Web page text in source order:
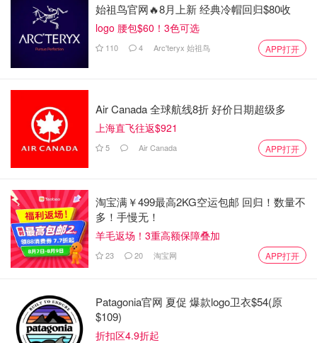
始祖鸟官网🔥8月上新 经典冷帽回归$80收
logo 腰包$60！3色可选
110 4 Arc'teryx 始祖鸟 APP打开
Air Canada 全球航线8折 好价日期超级多
上海直飞往返$921
5 Air Canada APP打开
淘宝满￥499最高2KG空运包邮 回归！数量不
多！手慢无！
羊毛返场！3重高额保障叠加
23 20 淘宝网 APP打开
Patagonia官网 夏促 爆款logo卫衣$54(原
$109)
折扣区4.9折起